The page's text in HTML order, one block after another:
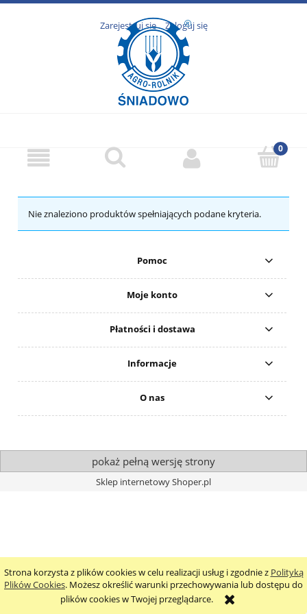
Strona korzysta z plików cookies w celu realizacji usług i zgodnie z Polityką
Plików Cookies. Możesz określić warunki przechowywania lub dostępu do
plików cookies w Twojej przeglądarce.
Zarejestruj się Zaloguj się
Nie znaleziono produktów spełniających podane kryteria.
Pomoc
Moje konto
Płatności i dostawa
Informacje
O nas
pokaż pełną wersję strony
Sklep internetowy Shoper.pl